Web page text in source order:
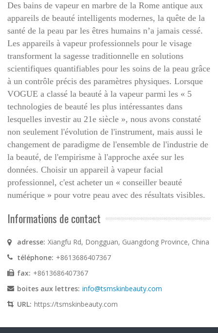
Des bains de vapeur en marbre de la Rome antique aux
appareils de beauté intelligents modernes, la quête de la
santé de la peau par les êtres humains n’a jamais cessé.
Les appareils à vapeur professionnels pour le visage
transforment la sagesse traditionnelle en solutions
scientifiques quantifiables pour les soins de la peau grâce
à un contrôle précis des paramètres physiques. Lorsque
VOGUE a classé la beauté à la vapeur parmi les « 5
technologies de beauté les plus intéressantes dans
lesquelles investir au 21e siècle », nous avons constaté
non seulement l'évolution de l'instrument, mais aussi le
changement de paradigme de l'ensemble de l'industrie de
la beauté, de l'empirisme à l'approche axée sur les
données. Choisir un appareil à vapeur facial
professionnel, c'est acheter un « conseiller beauté
numérique » pour votre peau avec des résultats visibles.
Informations de contact
adresse: Xiangfu Rd, Dongguan, Guangdong Province, China
téléphone: +8613686407367
fax: +8613686407367
boites aux lettres: info@tsmskinbeauty.com
URL: https://tsmskinbeauty.com